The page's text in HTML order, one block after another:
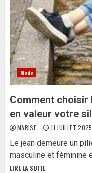
Mode
Comment choisir
en valeur votre
MARISE 11 JUILLET 2025
Le jean demeure un
masculine et féminine
LIRE LA SUITE